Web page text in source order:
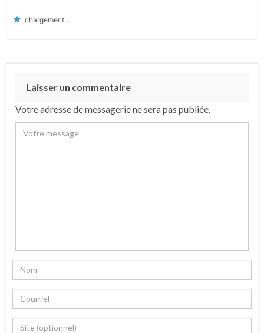
chargement…
Laisser un commentaire
Votre adresse de messagerie ne sera pas publiée.